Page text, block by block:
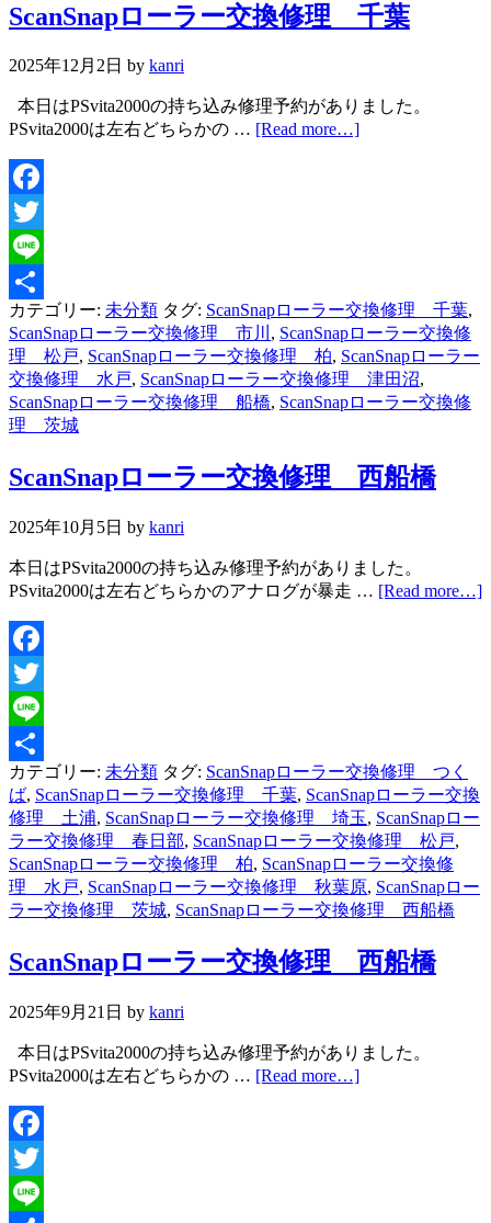
ScanSnapローラー交換修理 千葉
2025年12月2日 by kanri
本日はPSvita2000の持ち込み修理予約がありました。
PSvita2000は左右どちらかの … [Read more…]
Facebook
Twitter
Line
共
有
カテゴリー: 未分類 タグ: ScanSnapローラー交換修理 千葉,
ScanSnapローラー交換修理 市川 , ScanSnapローラー交換修
理 松戸, ScanSnapローラー交換修理 柏, ScanSnapローラー
交換修理 水戸, ScanSnapローラー交換修理 津田沼,
ScanSnapローラー交換修理 船橋, ScanSnapローラー交換修
理 茨城
ScanSnapローラー交換修理 西船橋
2025年10月5日 by kanri
本日はPSvita2000の持ち込み修理予約がありました。
PSvita2000は左右どちらかのアナログが暴走 … [Read more…]
Facebook
Twitter
Line
共
有
カテゴリー: 未分類 タグ: ScanSnapローラー交換修理 つく
ば, ScanSnapローラー交換修理 千葉, ScanSnapローラー交換
修理 土浦, ScanSnapローラー交換修理 埼玉, ScanSnapロー
ラー交換修理 春日部, ScanSnapローラー交換修理 松戸,
ScanSnapローラー交換修理 柏, ScanSnapローラー交換修
理 水戸, ScanSnapローラー交換修理 秋葉原, ScanSnapロー
ラー交換修理 茨城, ScanSnapローラー交換修理 西船橋
ScanSnapローラー交換修理 西船橋
2025年9月21日 by kanri
本日はPSvita2000の持ち込み修理予約がありました。
PSvita2000は左右どちらかの … [Read more…]
Facebook
Twitter